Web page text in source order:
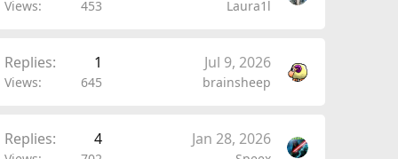
Views 453 Laura1l
Replies 1
Views 645
Jul 9, 2026
brainsheep
Replies 4 Jan 28, 2026